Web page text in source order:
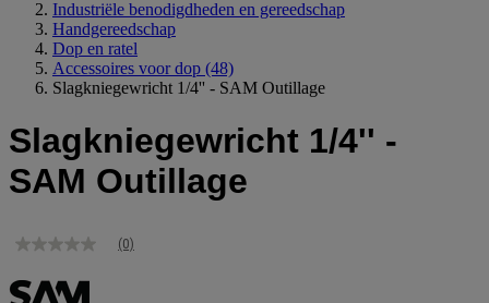
Industriële benodigdheden en gereedschap
Handgereedschap
Dop en ratel
Accessoires voor dop (48)
Slagkniegewricht 1/4'' - SAM Outillage
Slagkniegewricht 1/4'' -
SAM Outillage
Geen
Dezelfde
(0)